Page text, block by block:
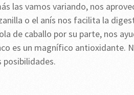
las vamos variando, nos
o el anís nos facilita la
de caballo por su parte, nos
es un magnífico antioxidante.
posibilidades.